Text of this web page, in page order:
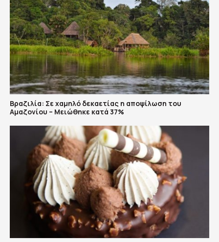
Βραζιλία: Σε χαμηλό δεκαετίας η αποψίλωση του
Αμαζονίου – Μειώθηκε κατά 37%